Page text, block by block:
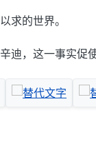
求的世界。
迪，这一事实促